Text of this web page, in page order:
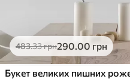
483.33грн290.00 грн